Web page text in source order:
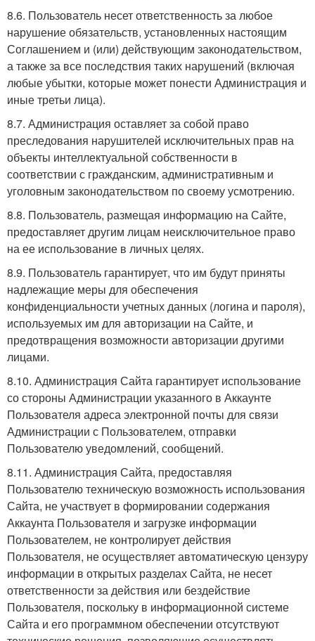
8.6. Пользователь несет ответственность за любое
нарушение обязательств, установленных настоящим
Соглашением и (или) действующим законодательством,
а также за все последствия таких нарушений (включая
любые убытки, которые может понести Администрация и
иные третьи лица).
8.7. Администрация оставляет за собой право
преследования нарушителей исключительных прав на
объекты интеллектуальной собственности в
соответствии с гражданским, административным и
уголовным законодательством по своему усмотрению.
8.8. Пользователь, размещая информацию на Сайте,
предоставляет другим лицам неисключительное право
на ее использование в личных целях.
8.9. Пользователь гарантирует, что им будут приняты
надлежащие меры для обеспечения
конфиденциальности учетных данных (логина и пароля),
используемых им для авторизации на Сайте, и
предотвращения возможности авторизации другими
лицами.
8.10. Администрация Сайта гарантирует использование
со стороны Администрации указанного в Аккаунте
Пользователя адреса электронной почты для связи
Администрации с Пользователем, отправки
Пользователю уведомлений, сообщений.
8.11. Администрация Сайта, предоставляя
Пользователю техническую возможность использования
Сайта, не участвует в формировании содержания
Аккаунта Пользователя и загрузке информации
Пользователем, не контролирует действия
Пользователя, не осуществляет автоматическую цензуру
информации в открытых разделах Сайта, не несет
ответственности за действия или бездействие
Пользователя, поскольку в информационной системе
Сайта и его программном обеспечении отсутствуют